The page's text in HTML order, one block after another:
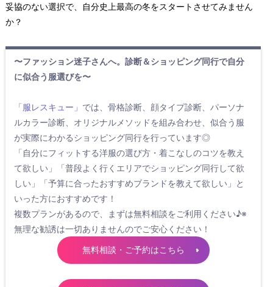
妥協のない選択で、自分史上最高の冬をスタートさせてみません
か？
〜ファッション迷子さんへ。診断＆ショッピング同行で自分
に似合う服選びを〜
「服レスキュー」 では、骨格診断、顔タイプ診断、パーソナ
ルカラー診断、オリジナルメソッドを組み合わせ、似合う服
が実際にわかるショッピング同行を行っています◎
「自分にフィットする洋服の選び方・着こなしのコツを教え
て欲しい」「普段よく行くエリアでショッピング同行して欲
しい」「予算に合ったおすすめブランドを教えて欲しい」と
いった方におすすめです！
複数プランがあるので、まずは無料相談をご利用ください♪※
無理な勧誘は一切ありませんのでご安心ください！
無料相談・ご予約はこちら